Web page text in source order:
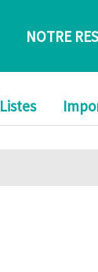
NOTRE
Listes